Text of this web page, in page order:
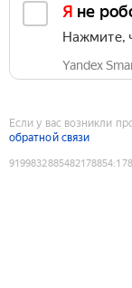
Я не
Нажмите,
Yandex
Если у вас возникли
обратной связи
9199832885482178854: